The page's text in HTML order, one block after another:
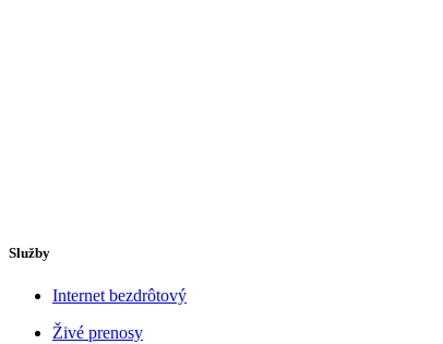
Služby
Internet bezdrôtový
Živé prenosy